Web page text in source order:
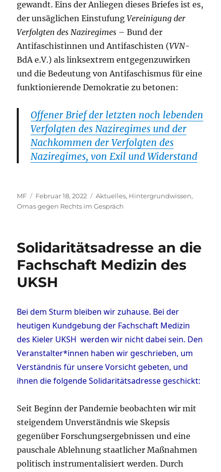
gewandt. Eins der Anliegen dieses Briefes ist es,
der unsäglichen EinstufungVereinigung der
Verfolgten des Naziregimes – Bund der
Antifaschistinnen und Antifaschisten (VVN-
BdA e.V.) als linksextrem entgegenzuwirken
und die Bedeutung von Antifaschismus für eine
funktionierende Demokratie zu betonen:
Offener Brief der letzten noch lebenden
Verfolgten des Naziregimes und der
Nachkommen der Verfolgten des
Naziregimes, von Exil und Widerstand
Autor
MF
Veröffentlicht
am
Februar 18, 2022 Kategorien
Aktuelles, Hintergrundwissen,
Omas gegen Rechts im Gespräch
Solidaritätsadresse an die
Fachschaft Medizin des
UKSH
Bei dem Sturm bleiben wir zuhause. Bei der
heutigen Kundgebung der Fachschaft Medizin
des Kieler UKSH werden wir nicht dabei sein. Den
Veranstalter*innen haben wir geschrieben, um
Verständnis für unsere Vorsicht gebeten, und
ihnen die folgende Solidaritätsadresse geschickt:
Seit Beginn der Pandemie beobachten wir mit
steigendem Unverständnis wie Skepsis
gegenüber Forschungsergebnissen und eine
pauschale Ablehnung staatlicher Maßnahmen
politisch instrumentalisiert werden. Durch